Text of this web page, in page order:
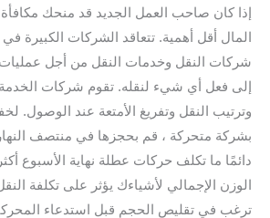
إذا كان صاحب العمل الجديد قد منحك مكافأة
المال أقل أهمية. تتعاقد الشركات الكبيرة
شركات النقل وخدمات النقل من أجل عمليات
إلى فعل أي شيء لنقله. تقوم شركات الخدمة
وترتيب النقل وتفريغ الأمتعة عند الوصول.
بشركة متحركة ، قم بحجزها في منتصف
دائمًا ما تكلف حركات عطلة نهاية الأسبوع
الوزن الإجمالي لأشياءك يؤثر على تكلفة
ترغب في تقليص الحجم قبل استدعاء